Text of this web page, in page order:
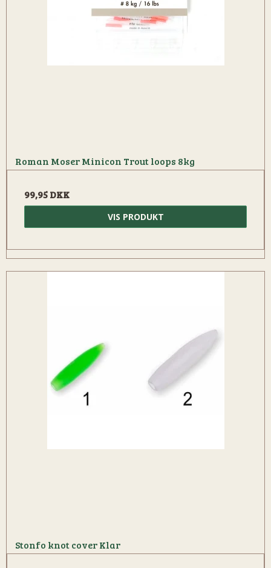
Roman Moser Minicon Trout loops 8kg
99,95 DKK
VIS PRODUKT
Stonfo knot cover Klar